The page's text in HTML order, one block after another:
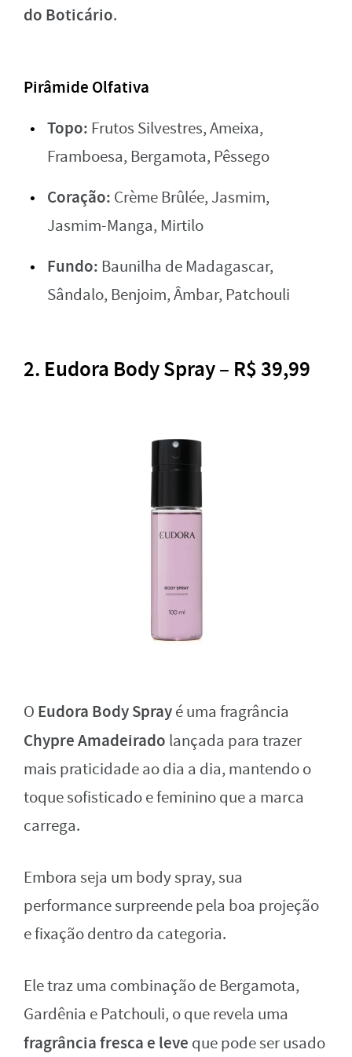
do Boticário.
Pirâmide Olfativa
Topo: Frutos Silvestres, Ameixa,
Framboesa, Bergamota, Pêssego
Coração: Crème Brûlée, Jasmim,
Jasmim-Manga, Mirtilo
Fundo: Baunilha de Madagascar,
Sândalo, Benjoim, Âmbar, Patchouli
2. Eudora Body Spray – R$ 39,99
O Eudora Body Sprayé uma fragrância
Chypre Amadeirado lançada para trazer
mais praticidade ao dia a dia, mantendo o
toque sofisticado e feminino que a marca
carrega.
Embora seja um body spray, sua
performance surpreende pela boa projeção
e fixação dentro da categoria.
Ele traz uma combinação de Bergamota,
Gardênia e Patchouli, o que revela uma
fragrância fresca e leve que pode ser usado